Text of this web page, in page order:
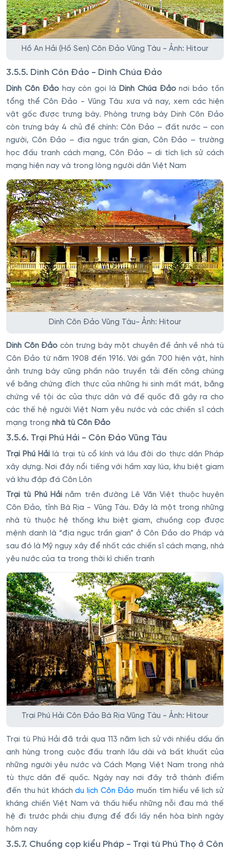
Hồ An Hải (Hồ Sen) Côn Đảo Vũng Tàu - Ảnh: Hitour
3.5.5. Dinh Côn Đảo - Dinh Chúa Đảo
Dinh Côn Đảohay còn gọi là Dinh Chúa Đảonơi bảo tồn
tổng thể Côn Đảo - Vũng Tàu xưa và nay, xem các hiện
vật gốc được trưng bày. Phòng trưng bày Dinh Côn Đảo
còn trưng bày 4 chủ đề chính: Côn Đảo – đất nước – con
người, Côn Đảo – địa ngục trần gian, Côn Đảo – trường
học đấu tranh cách mạng, Côn Đảo – di tích lịch sử cách
mạng hiện nay và trong lòng người dân Việt Nam
Dinh Côn Đảo Vũng Tàu- Ảnh: Hitour
Dinh Côn Đảo còn trưng bày một chuyên đề ảnh về nhà tù
Côn Đảo từ năm 1908 đến 1916. Với gần 700 hiện vật, hình
ảnh trưng bày cũng phần nào truyền tải đến công chúng
về bằng chứng đích thực của những hi sinh mất mát, bằng
chứng về tội ác của thực dân và đế quốc đã gây ra cho
các thế hệ người Việt Nam yêu nước và các chiến sĩ cách
mạng trong nhà tù Côn Đảo
3.5.6. Trại Phú Hải - Côn Đảo Vũng Tàu
Trại Phú Hải là trại tù cổ kính và lâu đời do thực dân Pháp
xây dựng. Nơi đây nổi tiếng với hầm xay lúa, khu biệt giam
và khu đập đá Côn Lôn
Trại tù Phú Hải nằm trên đường Lê Văn Việt thuộc huyện
Côn Đảo, tỉnh Bà Rịa - Vũng Tàu. Đây là một trong những
nhà tù thuộc hệ thống khu biệt giam, chuồng cọp được
mệnh danh là “địa ngục trần gian” ở Côn Đảo do Pháp và
sau đó là Mỹ ngụy xây để nhốt các chiến sĩ cách mạng, nhà
yêu nước của ta trong thời kì chiến tranh
Trại Phú Hải Côn Đảo Bà Rịa Vũng Tàu - Ảnh: Hitour
Trại tù Phú Hải đã trải qua 113 năm lịch sử với nhiều dấu ấn
anh hùng trong cuộc đấu tranh lâu dài và bất khuất của
những người yêu nước và Cách Mạng Việt Nam trong nhà
tù thực dân đế quốc. Ngày nay nơi đây trở thành điểm
đến thu hút kháchdu lịch Côn Đảo muốn tìm hiểu về lịch sử
kháng chiến Việt Nam và thấu hiểu những nỗi đau mà thế
hệ đi trước phải chịu đựng để đổi lấy nền hòa bình ngày
hôm nay
3.5.7. Chuồng cọp kiểu Pháp - Trại tù Phú Thọ ở Côn